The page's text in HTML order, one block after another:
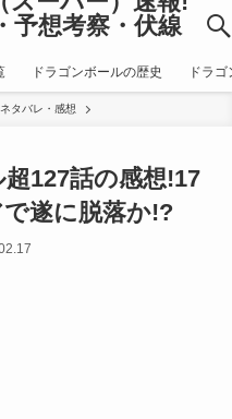
予想考察・伏線
ドラゴンボールの歴史 ドラ
タバレ・感想
超127話の感想!17
遂に脱落か!?